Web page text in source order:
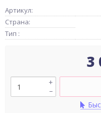
Артикул:
Страна:
Тип :
3
–
+